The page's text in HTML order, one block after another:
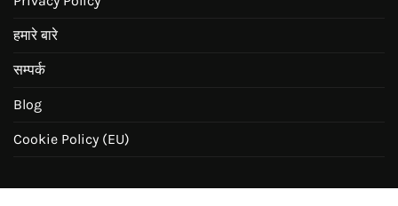
हमारे बारे
सम्पर्क
Blog
Cookie Policy (EU)